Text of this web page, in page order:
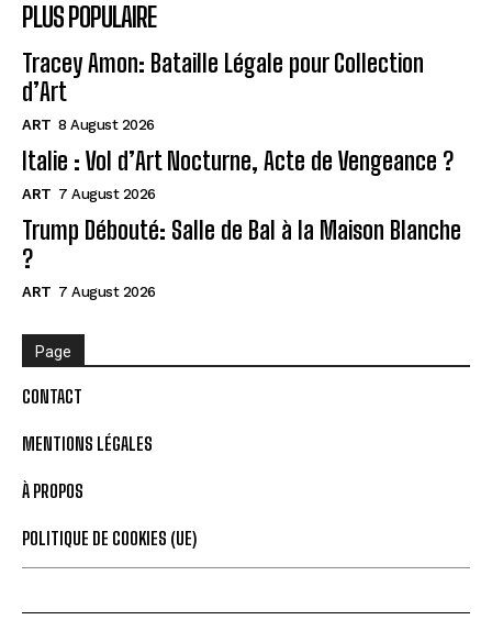
PLUS POPULAIRE
Tracey Amon: Bataille Légale pour Collection
d’Art
ART 8 August 2026
Italie : Vol d’Art Nocturne, Acte de Vengeance ?
ART 7 August 2026
Trump Débouté: Salle de Bal à la Maison Blanche
?
ART 7 August 2026
Page
CONTACT
MENTIONS LÉGALES
À PROPOS
POLITIQUE DE COOKIES (UE)